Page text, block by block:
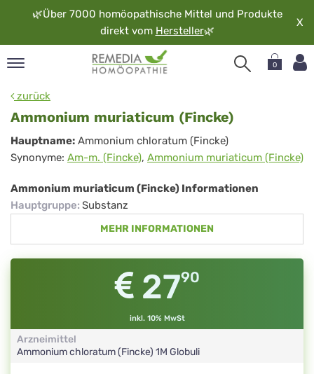
🌿Über 7000 homöopathische Mittel und Produkte
direkt vom Hersteller🌿
X
0
zurück
Ammonium muriaticum (Fincke)
Ammonium
muriaticum
(Fincke)
Hauptname: Ammonium chloratum (Fincke)
Synonyme: Am-m. (Fincke), Ammonium muriaticum (Fincke)
Ammonium muriaticum (Fincke) Informationen
Hauptgruppe: Substanz
MEHR INFORMATIONEN
2790
inkl. 10% MwSt
Arzneimittel
Ammonium chloratum (Fincke) 1M Globuli